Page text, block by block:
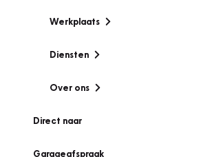
Werkplaats
Diensten
Over ons
Direct naar
Garageafspraak